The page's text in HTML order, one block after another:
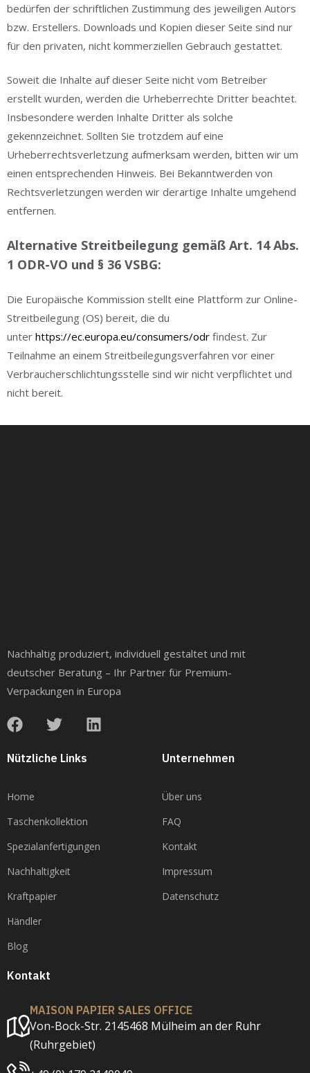
bedürfen der schriftlichen Zustimmung des jeweiligen Autors
bzw. Erstellers. Downloads und Kopien dieser Seite sind nur
für den privaten, nicht kommerziellen Gebrauch gestattet.
Soweit die Inhalte auf dieser Seite nicht vom Betreiber
erstellt wurden, werden die Urheberrechte Dritter beachtet.
Insbesondere werden Inhalte Dritter als solche
gekennzeichnet. Sollten Sie trotzdem auf eine
Urheberrechtsverletzung aufmerksam werden, bitten wir um
einen entsprechenden Hinweis. Bei Bekanntwerden von
Rechtsverletzungen werden wir derartige Inhalte umgehend
entfernen.
Alternative Streitbeilegung gemäß Art. 14 Abs.
1 ODR-VO und § 36 VSBG:
Die Europäische Kommission stellt eine Plattform zur Online-
Streitbeilegung (OS) bereit, die du
unter https://ec.europa.eu/consumers/odr findest. Zur
Teilnahme an einem Streitbeilegungsverfahren vor einer
Verbraucherschlichtungsstelle sind wir nicht verpflichtet und
nicht bereit.
Nachhaltig produziert, individuell gestaltet und mit
deutscher Beratung – Ihr Partner für Premium-
Verpackungen in Europa
Nützliche Links
Home
Taschenkollektion
Spezialanfertigungen
Nachhaltigkeit
Kraftpapier
Händler
Blog
Unternehmen
Über uns
FAQ
Kontakt
Impressum
Datenschutz
Kontakt
MAISON PAPIER SALES OFFICE
Von-Bock-Str. 2145468 Mülheim an der Ruhr
(Ruhrgebiet)